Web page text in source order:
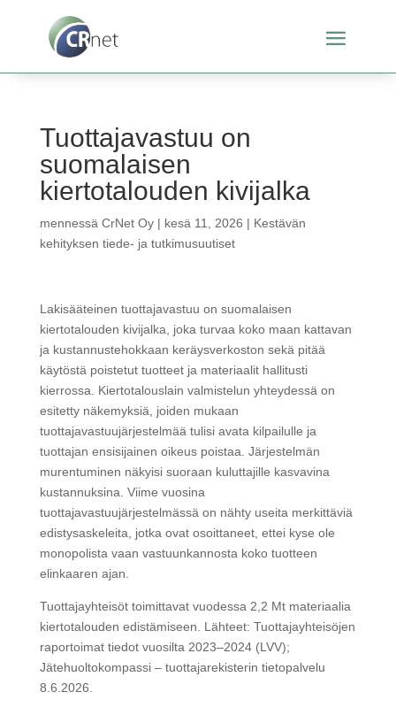
Tuottajavastuu on
suomalaisen
kiertotalouden kivijalka
mennessä CrNet Oy| kesä 11, 2026 | Kestävän
kehityksen tiede- ja tutkimusuutiset
Lakisääteinen tuottajavastuu on suomalaisen
kiertotalouden kivijalka, joka turvaa koko maan kattavan
ja kustannustehokkaan keräysverkoston sekä pitää
käytöstä poistetut tuotteet ja materiaalit hallitusti
kierrossa. Kiertotalouslain valmistelun yhteydessä on
esitetty näkemyksiä, joiden mukaan
tuottajavastuujärjestelmää tulisi avata kilpailulle ja
tuottajan ensisijainen oikeus poistaa. Järjestelmän
murentuminen näkyisi suoraan kuluttajille kasvavina
kustannuksina. Viime vuosina
tuottajavastuujärjestelmässä on nähty useita merkittäviä
edistysaskeleita, jotka ovat osoittaneet, ettei kyse ole
monopolista vaan vastuunkannosta koko tuotteen
elinkaaren ajan.
Tuottajayhteisöt toimittavat vuodessa 2,2 Mt materiaalia
kiertotalouden edistämiseen. Lähteet: Tuottajayhteisöjen
raportoimat tiedot vuosilta 2023–2024 (LVV);
Jätehuoltokompassi – tuottajarekisterin tietopalvelu
8.6.2026.